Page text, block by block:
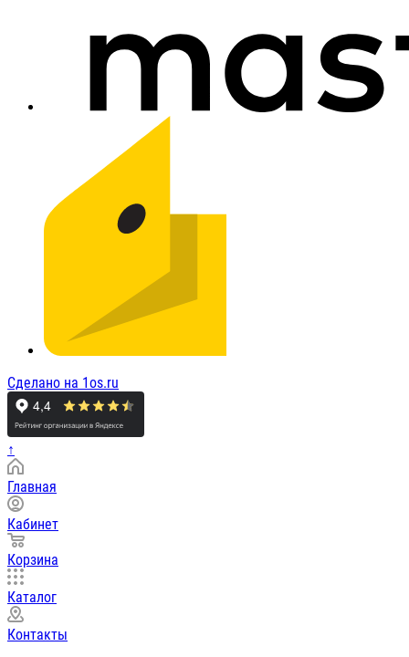
Сделано на 1os.ru
↑
Главная
Кабинет
Корзина
Каталог
Контакты